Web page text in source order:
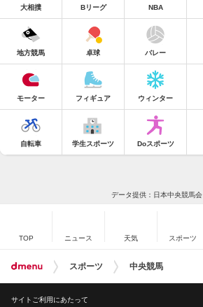
大相撲 Bリーグ NBA
地方競馬 卓球 バレー
モーター フィギュア ウィンター
自転車 学生スポーツ Doスポーツ
データ提供：日本中央競馬会
TOP ニュース 天気 スポーツ
スポーツ 中央競馬
サイトご利用にあたって